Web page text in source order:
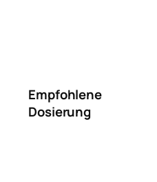
Empfohlene
Dosierung